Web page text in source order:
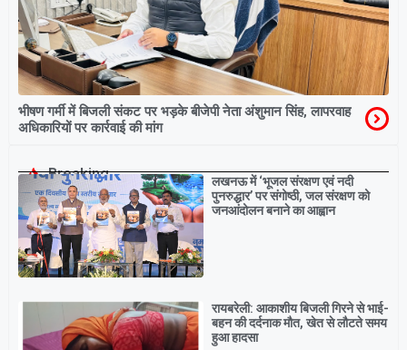
भीषण गर्मी में बिजली संकट पर भड़के बीजेपी नेता अंशुमान सिंह, लापरवाह
अधिकारियों पर कार्रवाई की मांग
Breaking
लखनऊ में ‘भूजल संरक्षण एवं नदी
पुनरुद्धार’ पर संगोष्ठी, जल संरक्षण को
जनआंदोलन बनाने का आह्वान
रायबरेली: आकाशीय बिजली गिरने से भाई-
बहन की दर्दनाक मौत, खेत से लौटते समय
हुआ हादसा